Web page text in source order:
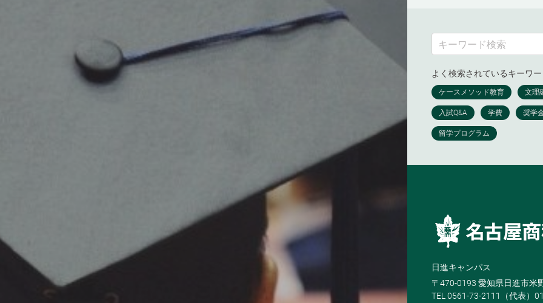
よく検索されているキーワ
日進キャンパス
〒470-0193 愛知県日進市米
TEL 0561-73-2111（代表）